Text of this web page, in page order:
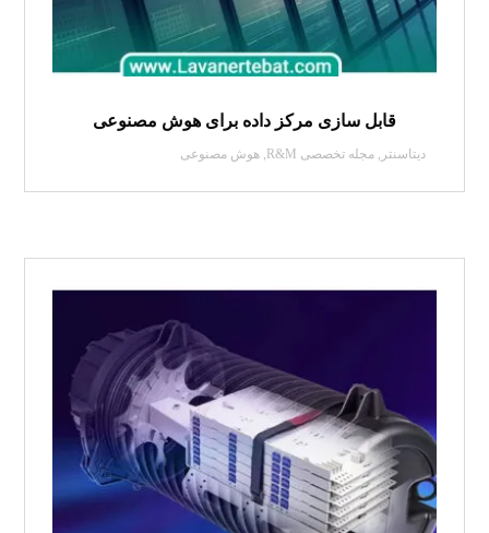
قابل سازی مرکز داده برای هوش مصنوعی
دیتاسنتر ,مجله تخصصی R&M ,هوش مصنوعی